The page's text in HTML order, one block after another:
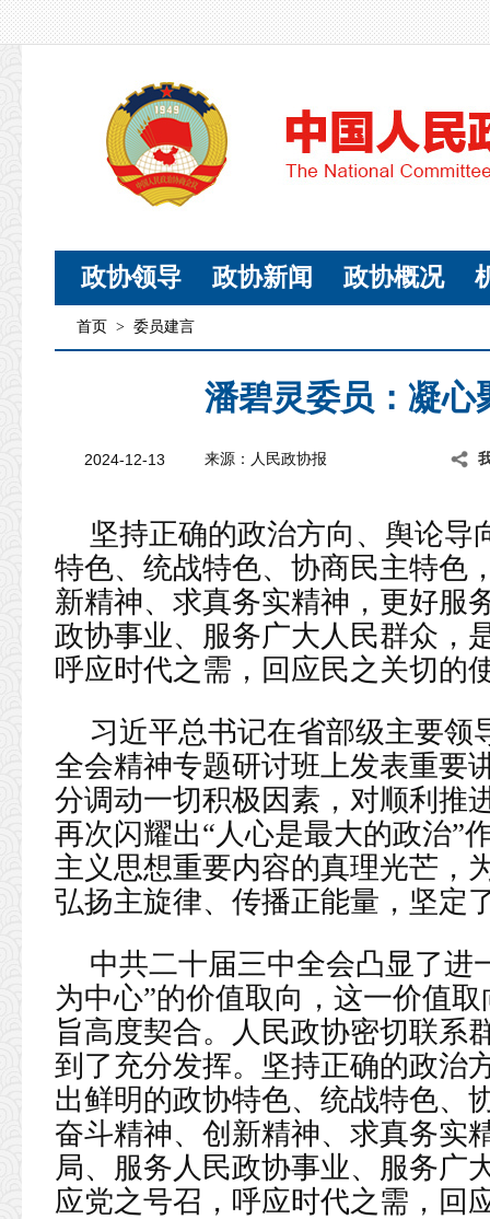
政协领导 政协新闻 政协概况
首页 > 委员建言
潘碧灵委员：凝心
2024-12-13 来源：人民政协报
坚持正确的政治方向、舆论导
特色、统战特色、协商民主特色
新精神、求真务实精神，更好服
政协事业、服务广大人民群众，
呼应时代之需，回应民之关切的
习近平总书记在省部级主要领
全会精神专题研讨班上发表重要
分调动一切积极因素，对顺利推
再次闪耀出“人心是最大的政治”
主义思想重要内容的真理光芒，
弘扬主旋律、传播正能量，坚定
中共二十届三中全会凸显了进
为中心”的价值取向，这一价值
旨高度契合。人民政协密切联系
到了充分发挥。坚持正确的政治
出鲜明的政协特色、统战特色、
奋斗精神、创新精神、求真务实
局、服务人民政协事业、服务广
应党之号召，呼应时代之需，回